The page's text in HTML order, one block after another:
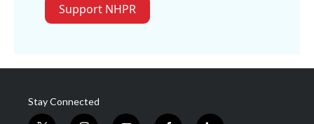
Support NHPR
Stay Connected